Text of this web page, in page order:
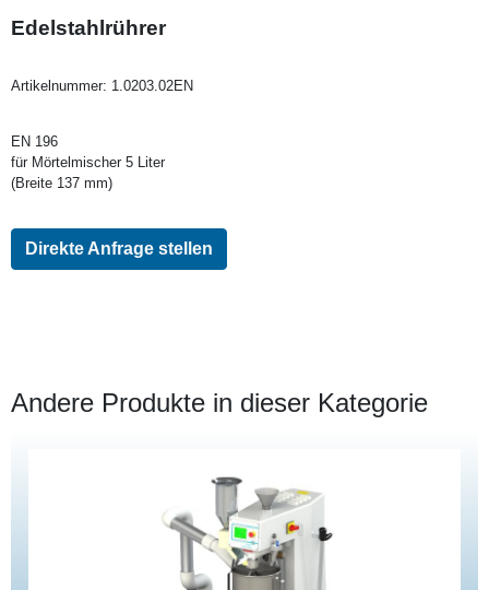
Edelstahlrührer
Artikelnummer: 1.0203.02EN
EN 196
für Mörtelmischer 5 Liter
(Breite 137 mm)
Direkte Anfrage stellen
Andere Produkte in dieser Kategorie